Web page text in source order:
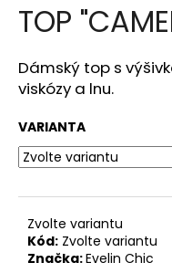
TOP
Dámský top s
viskózy a lnu.
VARIANTA
Zvolte variantu
Kód: Zvolte variantu
Značka:Evelin Chic
o
r
č
u
j
e
m
e
LNĚNÉ
ŠATY
ZAVINOVACÍ